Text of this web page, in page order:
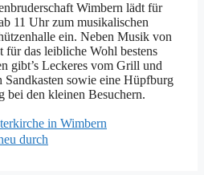
Wimbern lädt für
11 Uhr zum musikalischen
ein. Neben Musik von
für das leibliche Wohl bestens
gibt’s Leckeres vom Grill und
sowie eine Hüpfburg
bei den kleinen Besuchern.
in Wimbern
durch